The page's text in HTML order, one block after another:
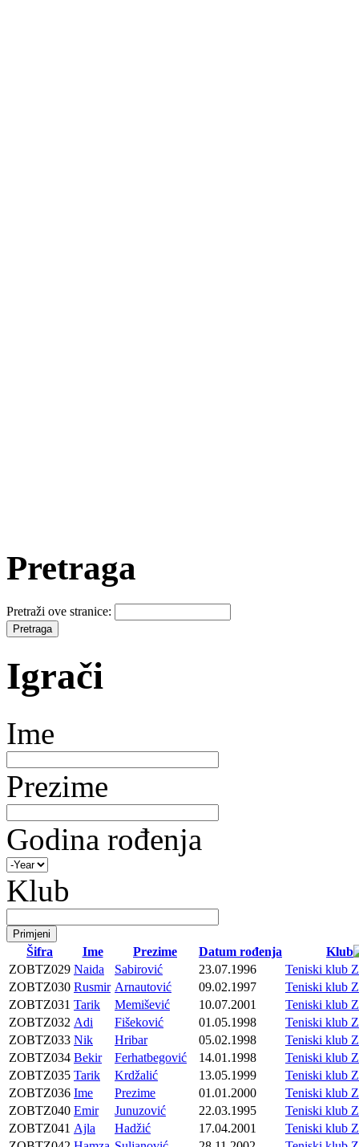
Pretraga
Pretraži ove stranice:
Igrači
Ime
Prezime
Godina rođenja
Klub
Šifra Ime Prezime Datum rođenja
Klub
ZOBTZ029 Naida Sabirović 23.07.1996
Teniski klub
ZOBTZ030 Rusmir Arnautović 09.02.1997
Teniski klub
ZOBTZ031 Tarik Memišević 10.07.2001
Teniski klub
ZOBTZ032 Adi Fišeković 01.05.1998
Teniski klub
ZOBTZ033 Nik Hribar 05.02.1998
Teniski klub
ZOBTZ034 Bekir Ferhatbegović 14.01.1998
Teniski klub
ZOBTZ035 Tarik Krdžalić 13.05.1999
Teniski klub
ZOBTZ036 Ime Prezime 01.01.2000
Teniski klub
ZOBTZ040 Emir Junuzović 22.03.1995
Teniski klub
ZOBTZ041 Ajla Hadžić 17.04.2001
Teniski klub